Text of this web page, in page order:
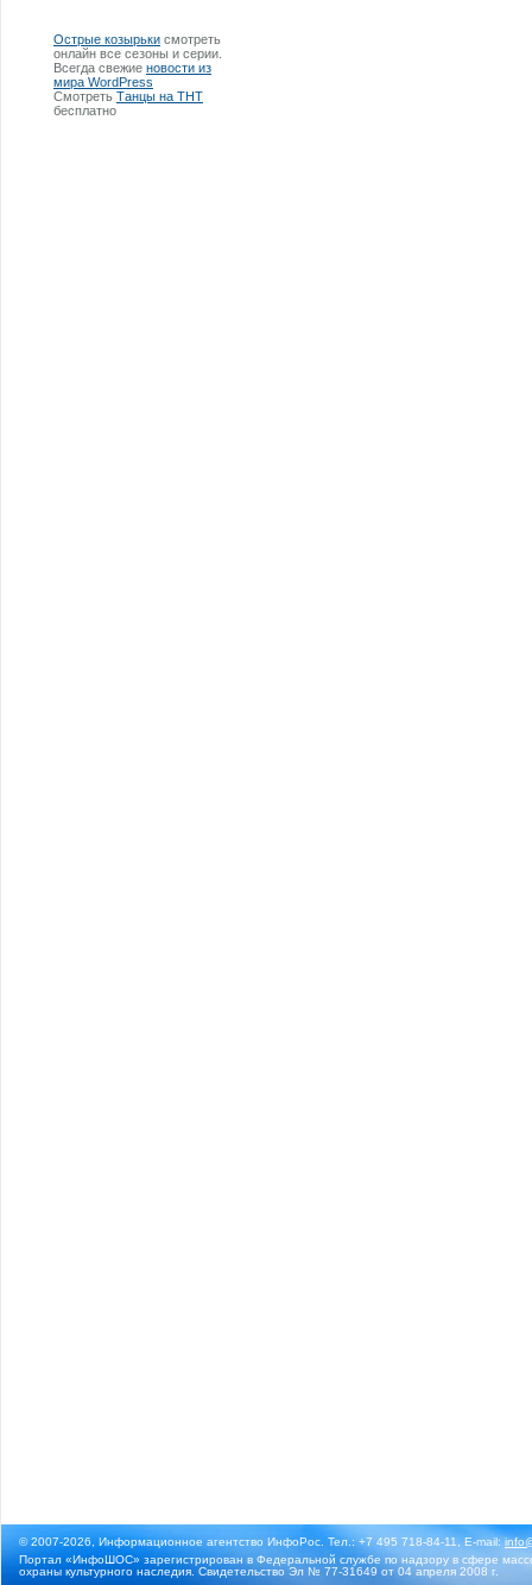
Острые козырьки смотреть
онлайн все сезоны и серии.
Всегда свежие новости из
мира WordPress
Смотреть Танцы на ТНТ
бесплатно
© 2007-2026, Информационное агентство ИнфоРос. Тел.: +7 495 718-84-11, E-mail:
Портал «ИнфоШОС» зарегистрирован в Федеральной службе по надзору в сфере
охраны культурного наследия. Свидетельство Эл № 77-31649 от 04 апреля 2008 г.